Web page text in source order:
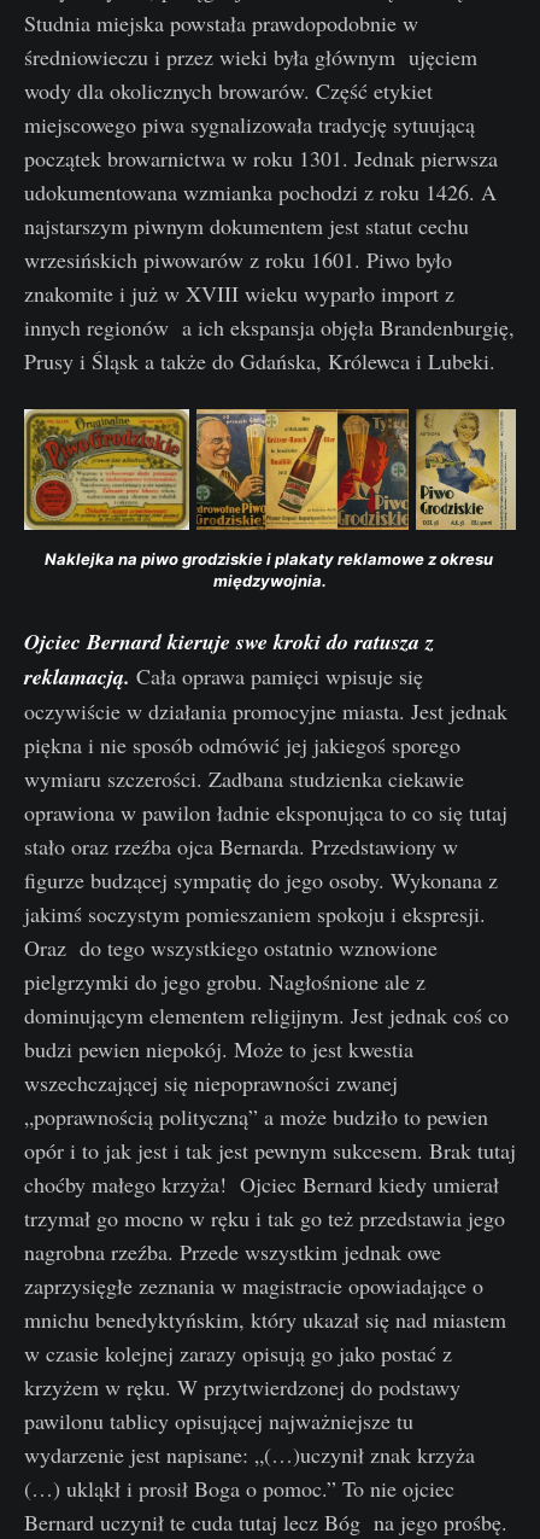
Studnia miejska powstała prawdopodobnie w
średniowieczu i przez wieki była głównym ujęciem
wody dla okolicznych browarów. Część etykiet
miejscowego piwa sygnalizowała tradycję sytuującą
początek browarnictwa w roku 1301. Jednak pierwsza
udokumentowana wzmianka pochodzi z roku 1426. A
najstarszym piwnym dokumentem jest statut cechu
wrzesińskich piwowarów z roku 1601. Piwo było
znakomite i już w XVIII wieku wyparło import z
innych regionów a ich ekspansja objęła Brandenburgię,
Prusy i Śląsk a także do Gdańska, Królewca i Lubeki.
Naklejka na piwo grodziskie i plakaty reklamowe z okresu
międzywojnia.
Ojciec Bernard kieruje swe kroki do ratusza z
reklamacją. Cała oprawa pamięci wpisuje się
oczywiście w działania promocyjne miasta. Jest jednak
piękna i nie sposób odmówić jej jakiegoś sporego
wymiaru szczerości. Zadbana studzienka ciekawie
oprawiona w pawilon ładnie eksponująca to co się tutaj
stało oraz rzeźba ojca Bernarda. Przedstawiony w
figurze budzącej sympatię do jego osoby. Wykonana z
jakimś soczystym pomieszaniem spokoju i ekspresji.
Oraz do tego wszystkiego ostatnio wznowione
pielgrzymki do jego grobu. Nagłośnione ale z
dominującym elementem religijnym. Jest jednak coś co
budzi pewien niepokój. Może to jest kwestia
wszechczającej się niepoprawności zwanej
„poprawnością polityczną” a może budziło to pewien
opór i to jak jest i tak jest pewnym sukcesem. Brak tutaj
choćby małego krzyża! Ojciec Bernard kiedy umierał
trzymał go mocno w ręku i tak go też przedstawia jego
nagrobna rzeźba. Przede wszystkim jednak owe
zaprzysięgłe zeznania w magistracie opowiadające o
mnichu benedyktyńskim, który ukazał się nad miastem
w czasie kolejnej zarazy opisują go jako postać z
krzyżem w ręku. W przytwierdzonej do podstawy
pawilonu tablicy opisującej najważniejsze tu
wydarzenie jest napisane: „(…)uczynił znak krzyża
(…) ukląkł i prosił Boga o pomoc.” To nie ojciec
Bernard uczynił te cuda tutaj lecz Bóg na jego prośbę.